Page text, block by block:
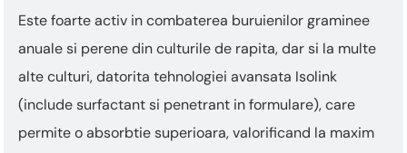
Este foarte activ in combaterea buruienilor graminee
anuale si perene din culturile de rapita, dar si la multe
alte culturi, datorita tehnologiei avansata Isolink
(include surfactant si penetrant in formulare), care
permite o absorbtie superioara, valorificand la maxim